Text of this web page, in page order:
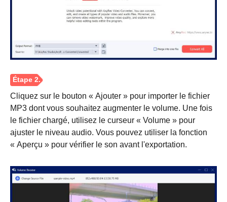
Étape 1.
Cliquez sur le bouton « Ajouter » pour importer le fichier
MP3 dont vous souhaitez augmenter le volume. Une fois
le fichier chargé, utilisez le curseur « Volume » pour
ajuster le niveau audio. Vous pouvez utiliser la fonction
« Aperçu » pour vérifier le son avant l'exportation.